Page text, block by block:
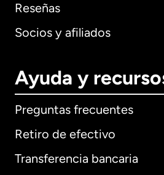
Reseñas
Socios y afiliados
Ayuda y
Preguntas frecuentes
Retiro de efectivo
Transferencia bancaria